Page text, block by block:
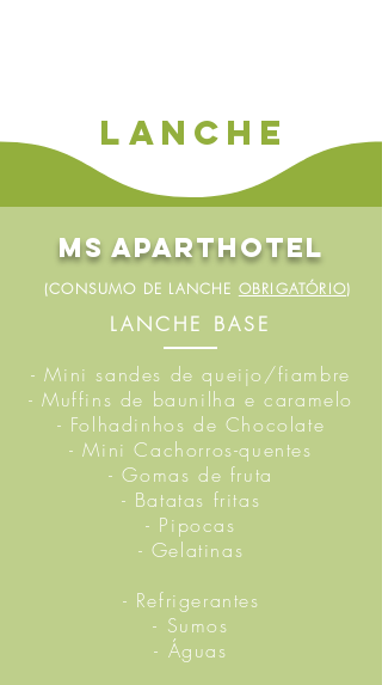
lanche
MS Aparthotel
(CONSUMO DE LANCHE OBRIGATÓRIO)
LANCHE BASE
- Mini sandes de queijo/fiambre
- Muffins de baunilha e caramelo
- Folhadinhos de Chocolate
- Mini Cachorros-quentes
- Gomas de fruta
- Batatas fritas
- Pipocas
- Gelatinas
- Refrigerantes
- Sumos
- Águas